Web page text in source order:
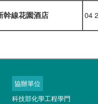
幹線花園酒店 04
協辦單位
科技部化學工程學門